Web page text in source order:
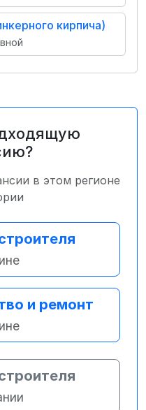
кирпича)
в этом регионе
и ремонт